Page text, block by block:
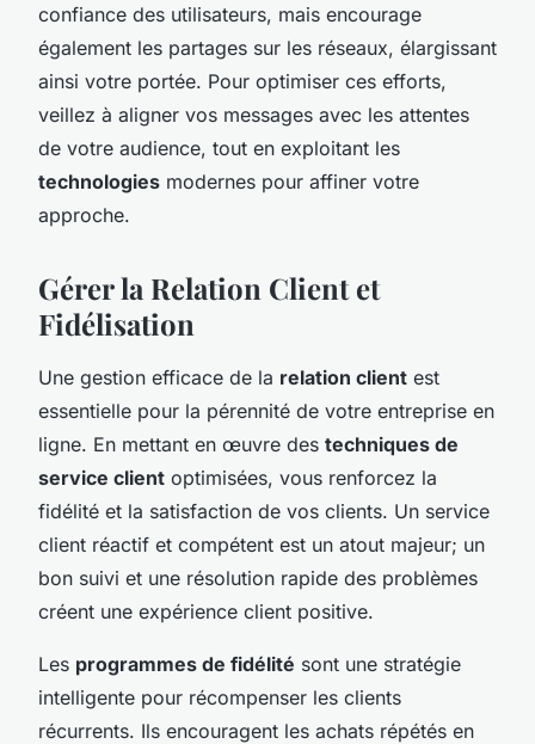
confiance des utilisateurs, mais encourage
également les partages sur les réseaux, élargissant
ainsi votre portée. Pour optimiser ces efforts,
veillez à aligner vos messages avec les attentes
de votre audience, tout en exploitant les
technologies modernes pour affiner votre
approche.
Gérer la Relation Client et
Fidélisation
Une gestion efficace de la relation client est
essentielle pour la pérennité de votre entreprise en
ligne. En mettant en œuvre des techniques de
service client optimisées, vous renforcez la
fidélité et la satisfaction de vos clients. Un service
client réactif et compétent est un atout majeur; un
bon suivi et une résolution rapide des problèmes
créent une expérience client positive.
Les programmes de fidélité sont une stratégie
intelligente pour récompenser les clients
récurrents. Ils encouragent les achats répétés en